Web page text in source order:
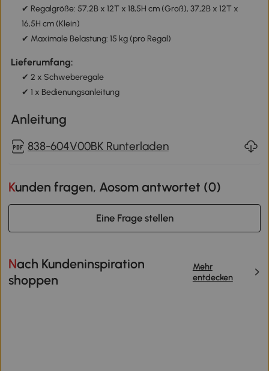
✔ Regalgröße: 57,2B x 12T x 18,5H cm (Groß), 37,2B x 12T x
16,5H cm (Klein)
✔ Maximale Belastung: 15 kg (pro Regal)
Lieferumfang:
✔ 2 x Schweberegale
✔ 1 x Bedienungsanleitung
Anleitung
838-604V00BK Runterladen
Kunden fragen, Aosom antwortet (0)
Eine Frage stellen
Nach Kundeninspiration
shoppen
Mehr
entdecken